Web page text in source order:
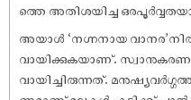
ത്തെ അതിശയിച്ച
അയാൾ ‘നഗ്നനായ
വായിക്കുകയാണ്.
വായിച്ചിരുന്നത്.